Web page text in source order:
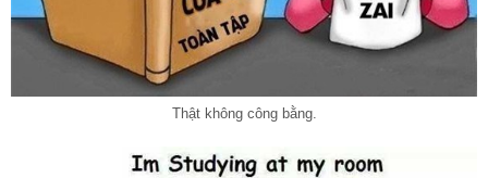
Thật không công bằng.